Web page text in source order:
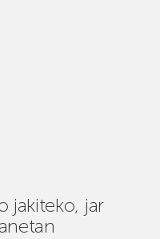
jakiteko, jar